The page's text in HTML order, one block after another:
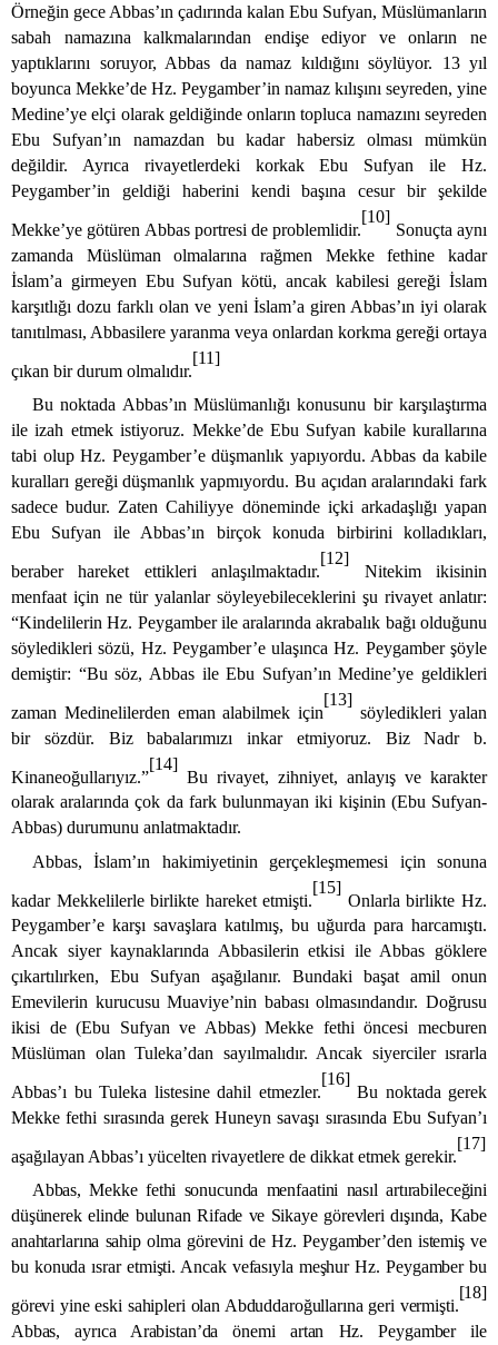
Örneğin gece Abbas’ın çadırında kalan Ebu Sufyan, Müslümanların
sabah namazına kalkmalarından endişe ediyor ve onların ne
yaptıklarını soruyor, Abbas da namaz kıldığını söylüyor. 13 yıl
boyunca Mekke’de Hz. Peygamber’in namaz kılışını seyreden, yine
Medine’ye elçi olarak geldiğinde onların topluca namazını seyreden
Ebu Sufyan’ın namazdan bu kadar habersiz olması mümkün
değildir. Ayrıca rivayetlerdeki korkak Ebu Sufyan ile Hz.
Peygamber’in geldiği haberini kendi başına cesur bir şekilde
Mekke’ye götüren Abbas portresi de problemlidir.
[10]
Sonuçta aynı
zamanda Müslüman olmalarına rağmen Mekke fethine kadar
İslam’a girmeyen Ebu Sufyan kötü, ancak kabilesi gereği İslam
karşıtlığı dozu farklı olan ve yeni İslam’a giren Abbas’ın iyi olarak
tanıtılması, Abbasilere yaranma veya onlardan korkma gereği ortaya
çıkan bir durum olmalıdır.
[11]
Bu noktada Abbas’ın Müslümanlığı konusunu bir karşılaştırma
ile izah etmek istiyoruz. Mekke’de Ebu Sufyan kabile kurallarına
tabi olup Hz. Peygamber’e düşmanlık yapıyordu. Abbas da kabile
kuralları gereği düşmanlık yapmıyordu. Bu açıdan aralarındaki fark
sadece budur. Zaten Cahiliyye döneminde içki arkadaşlığı yapan
Ebu Sufyan ile Abbas’ın birçok konuda birbirini kolladıkları,
beraber hareket ettikleri anlaşılmaktadır.
[12]
Nitekim ikisinin
menfaat için ne tür yalanlar söyleyebileceklerini şu rivayet anlatır:
“Kindelilerin Hz. Peygamber ile aralarında akrabalık bağı olduğunu
söyledikleri sözü, Hz. Peygamber’e ulaşınca Hz. Peygamber şöyle
demiştir: “Bu söz, Abbas ile Ebu Sufyan’ın Medine’ye geldikleri
zaman Medinelilerden eman alabilmek için
[13]
söyledikleri yalan
bir sözdür. Biz babalarımızı inkar etmiyoruz. Biz Nadr b.
Kinaneoğullarıyız.”
[14]
Bu rivayet, zihniyet, anlayış ve karakter
olarak aralarında çok da fark bulunmayan iki kişinin (Ebu Sufyan-
Abbas) durumunu anlatmaktadır.
Abbas, İslam’ın hakimiyetinin gerçekleşmemesi için sonuna
kadar Mekkelilerle birlikte hareket etmişti.
[15]
Onlarla birlikte Hz.
Peygamber’e karşı savaşlara katılmış, bu uğurda para harcamıştı.
Ancak siyer kaynaklarında Abbasilerin etkisi ile Abbas göklere
çıkartılırken, Ebu Sufyan aşağılanır. Bundaki başat amil onun
Emevilerin kurucusu Muaviye’nin babası olmasındandır. Doğrusu
ikisi de (Ebu Sufyan ve Abbas) Mekke fethi öncesi mecburen
Müslüman olan Tuleka’dan sayılmalıdır. Ancak siyerciler ısrarla
Abbas’ı bu Tuleka listesine dahil etmezler.
[16]
Bu noktada gerek
Mekke fethi sırasında gerek Huneyn savaşı sırasında Ebu Sufyan’ı
aşağılayan Abbas’ı yücelten rivayetlere de dikkat etmek gerekir.
[17]
Abbas, Mekke fethi sonucunda menfaatini nasıl artırabileceğini
düşünerek elinde bulunanRifade ve Sikaye görevleri dışında, Kabe
anahtarlarına sahip olma görevini de Hz. Peygamber’den istemiş ve
bu konuda ısrar etmişti. Ancak vefasıyla meşhur Hz. Peygamber bu
görevi yine eski sahipleri olan Abduddaroğullarına geri vermişti.
[18]
Abbas, ayrıca Arabistan’da önemi artan Hz. Peygamber ile